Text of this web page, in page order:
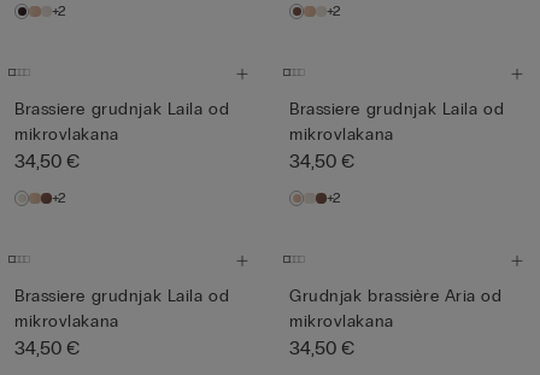
+2 +2
Brassiere grudnjak Laila od
mikrovlakana
34,50 €
+2
Brassiere grudnjak Laila od
mikrovlakana
34,50 €
+2
Brassiere grudnjak Laila od
mikrovlakana
34,50 €
Grudnjak brassière Aria od
mikrovlakana
34,50 €